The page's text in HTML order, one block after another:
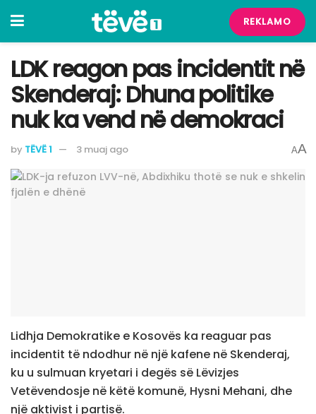
REKLAMO
LDK reagon pas incidentit në
Skenderaj: Dhuna politike
nuk ka vend në demokraci
by TËVË 1 3 muaj ago AA
Lidhja Demokratike e Kosovës ka reaguar pas
incidentit të ndodhur në një kafene në Skenderaj,
ku u sulmuan kryetari i degës së Lëvizjes
Vetëvendosje në këtë komunë, Hysni Mehani, dhe
një aktivist i partisë.